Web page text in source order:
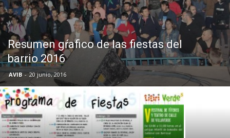
Butarque
Resumen gŕafico de las fiestas del
barrio 2016
AVIB - 20 junio, 2016